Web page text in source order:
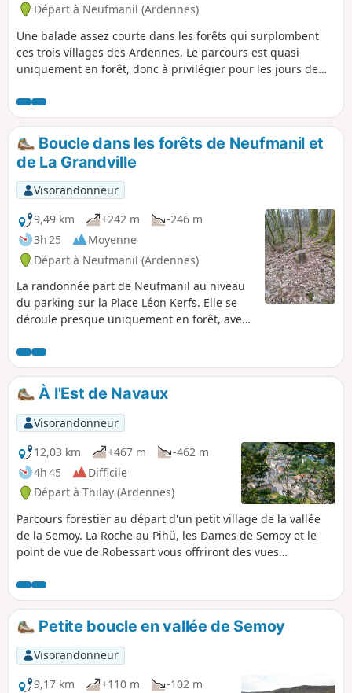
Départ à Neufmanil (Ardennes)
Une balade assez courte dans les forêts qui surplombent
ces trois villages des Ardennes. Le parcours est quasi
uniquement en forêt, donc à privilégier pour les jours de
descente vers Nouzonville, entre les points (3) et (4), et
remonter sur le plateau un peu plus loin.
Boucle dans les forêts de Neufmanil et
de La Grandville
Visorandonneur
9,49 km
+242 m
-246 m
3h 25
Moyenne
Départ à Neufmanil (Ardennes)
La randonnée part de Neufmanil au niveau
du parking sur la Place Léon Kerfs. Elle se
déroule presque uniquement en forêt, avec
raides. On aura peut-être la chance de voir
des chevreuils ou autres animaux.
À l'Est de Navaux
Visorandonneur
12,03 km
+467 m
-462 m
4h 45
Difficile
Départ à Thilay (Ardennes)
Parcours forestier au départ d'un petit village de la vallée
de la Semoy. La Roche au Pihü, les Dames de Semoy et le
point de vue de Robessart vous offriront des vues
Petite boucle en vallée de Semoy
Visorandonneur
9,17 km
+110 m
-102 m